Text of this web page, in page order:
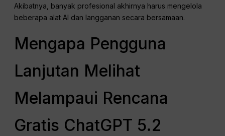
Akibatnya, banyak profesional akhirnya harus mengelola
beberapa alat AI dan langganan secara bersamaan.
Mengapa Pengguna
Lanjutan Melihat
Melampaui Rencana
Gratis ChatGPT 5.2